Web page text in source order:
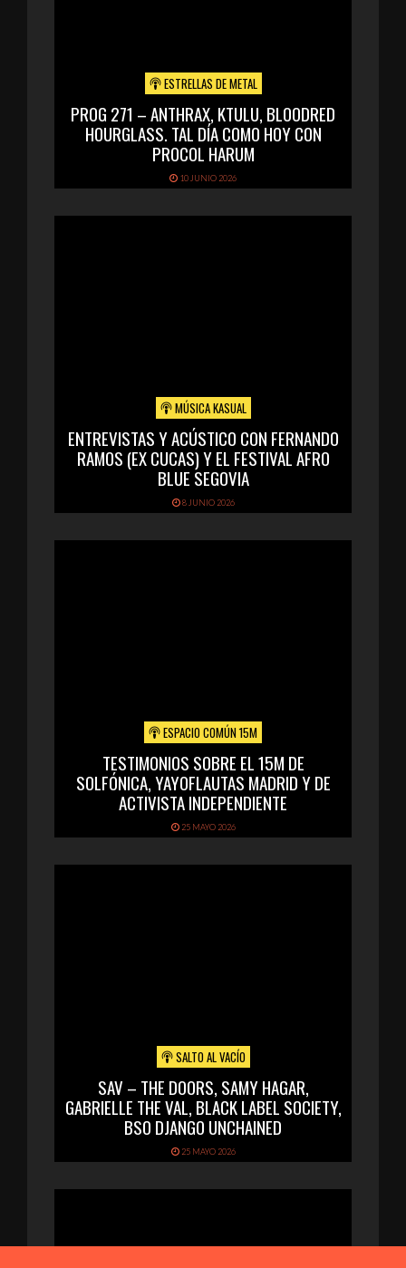
ESTRELLAS DE METAL
PROG 271 – ANTHRAX, KTULU, BLOODRED
HOURGLASS. TAL DÍA COMO HOY CON
PROCOL HARUM
10 JUNIO 2026
MÚSICA KASUAL
ENTREVISTAS Y ACÚSTICO CON FERNANDO
RAMOS (EX CUCAS) Y EL FESTIVAL AFRO
BLUE SEGOVIA
8 JUNIO 2026
ESPACIO COMÚN 15M
TESTIMONIOS SOBRE EL 15M DE
SOLFÓNICA, YAYOFLAUTAS MADRID Y DE
ACTIVISTA INDEPENDIENTE
25 MAYO 2026
SALTO AL VACÍO
SAV – THE DOORS, SAMY HAGAR,
GABRIELLE THE VAL, BLACK LABEL SOCIETY,
BSO DJANGO UNCHAINED
25 MAYO 2026